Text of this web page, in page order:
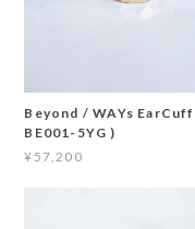
Beyond / WAYs
BE001-5YG )
¥57,200